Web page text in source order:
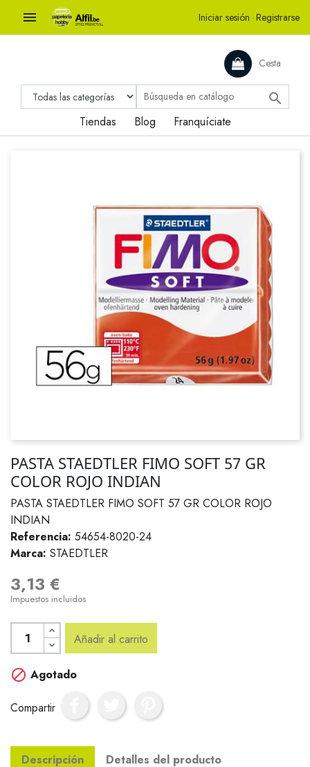
 Iniciar sesión · Registrarse
Cesta

Tiendas Blog Franquíciate
PASTA STAEDTLER FIMO SOFT 57 GR
COLOR ROJO INDIAN
PASTA STAEDTLER FIMO SOFT 57 GR COLOR ROJO
INDIAN
Referencia: 54654-8020-24
Marca: STAEDTLER
3,13 €
Impuestos incluidos
Añadir al carrito
 Agotado
Compartir
Descripción Detalles del producto